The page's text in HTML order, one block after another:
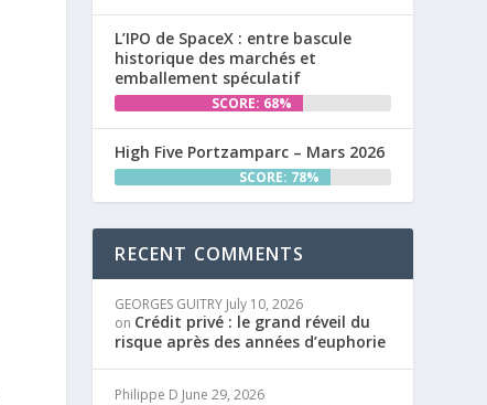
L’IPO de SpaceX : entre bascule
historique des marchés et
emballement spéculatif
SCORE: 68%
High Five Portzamparc – Mars 2026
SCORE: 78%
RECENT COMMENTS
GEORGES GUITRY July 10, 2026
on Crédit privé : le grand réveil du
risque après des années d’euphorie
Philippe D June 29, 2026